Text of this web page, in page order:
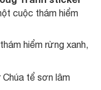
cuộc thám hiểm
hiểm rừng xanh,